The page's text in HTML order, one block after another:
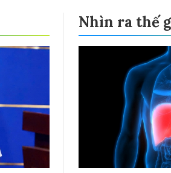
Nhìn ra thế